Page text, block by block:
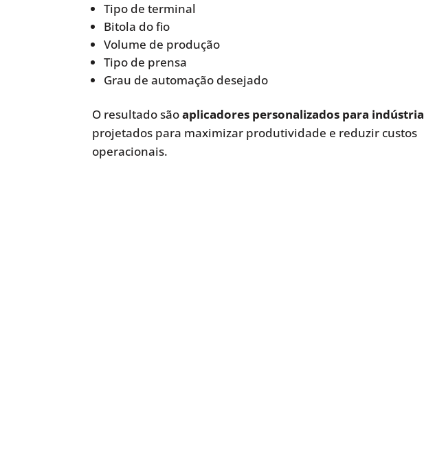
Tipo de terminal
Bitola do fio
Volume de produção
Tipo de prensa
Grau de automação desejado
O resultado sãoaplicadores personalizados para indústria
projetados para maximizar produtividade e reduzir custos
operacionais.